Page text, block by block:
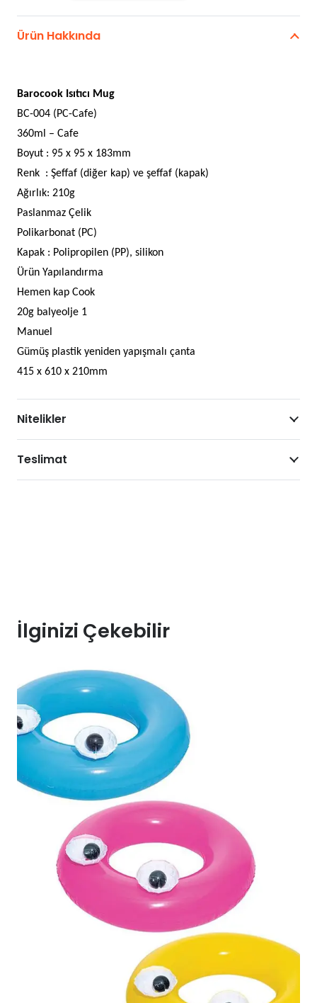
360
Ürün Hakkında
Barocook Isıtcı Mug
BC-004 (PC-Cafe)
360ml – Cafe
Boyut : 95 x 95 x 183mm
Renk : Şeffaf (diğer kap) ve şeffaf (kapak)
Ağırlık: 210g
Paslanmaz Çelik
Polikarbonat (PC)
Kapak : Polipropilen (PP), silikon
Ürün Yapılandırma
Hemen kap Cook
20g balyeolje 1
Manuel
Gümüş plastik yeniden yapışmalı çanta
415 x 610 x 210mm
Nitelikler
Teslimat
İlginizi Çekebilir